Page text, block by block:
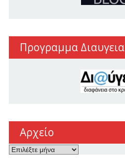
Προγραμμα Διαυγεια
Αρχείο
Αρχείο